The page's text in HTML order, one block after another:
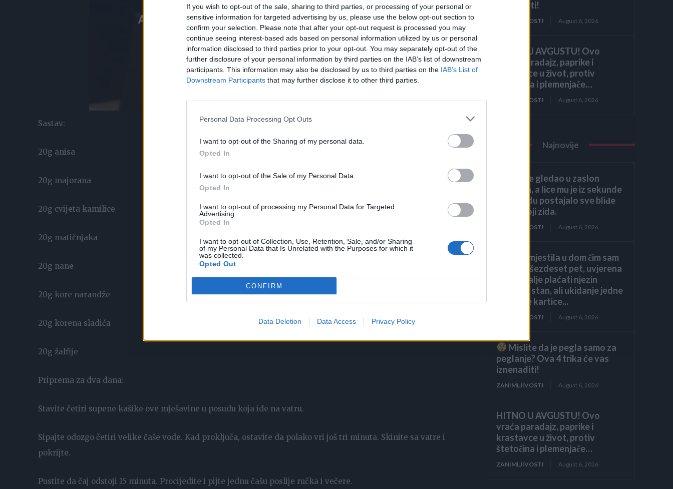
If you wish to opt-out of the sale, sharing to third parties, or processing of your personal or
sensitive information for targeted advertising by us, please use the below opt-out section to
confirm your selection. Please note that after your opt-out request is processed you may
continue seeing interest-based ads based on personal information utilized by us or personal
information disclosed to third parties prior to your opt-out. You may separately opt-out of the
further disclosure of your personal information by third parties on the IAB’s list of downstream
participants. This information may also be disclosed by us to third parties on the IAB’s List of
Downstream Participants that may further disclose it to other third parties.
Personal Data Processing Opt Outs
I want to opt-out of the Sharing of my personal data.
Opted In
I want to opt-out of the Sale of my Personal Data.
Opted In
I want to opt-out of processing my Personal Data for Targeted
Advertising.
Opted In
I want to opt-out of Collection, Use, Retention, Sale, and/or Sharing
of my Personal Data that Is Unrelated with the Purposes for which it
was collected.
Opted Out
CONFIRM
Data Deletion Data Access Privacy Policy
Sastav:
20g anisa
20g majorana
20g cvijeta kamilice
20g matičnjaka
20g nane
20g kore narandže
20g korena sladića
20g žalfije
Priprema za dva dana:
Stavite četiri supene kašike ove mješavine u posudu koja ide na vatru.
Sipajte odozgo četiri velike čaše vode. Kad proključa, ostavite da polako vri još tri minuta. Skinite sa vatre i
pokrijte.
Pustite da čaj odstoji 15 minuta. Procijedite i pijte jednu čašu poslije ručka i večere.
iznenaditi!
ZANIMLJIVOSTI August 6, 2026
HITNO U AVGUSTU! Ovo
vraća paradajz, paprike i
krastavce u život, protiv
štetočina i plemenjače…
ZANIMLJIVOSTI August 6, 2026
Najnovije
Héctor je gledao u zaslon
računala, a lice mu je iz sekunde
u sekundu postajalo sve bliđe
bijeloj boji zida.
ZANIMLJIVOSTI August 6, 2026
Kći me smjestila u dom čim sam
navršila šezdeset pet, uvjerena
da ću i dalje plaćati njezin
luksuzni stan, ali ukidanje jedne
dodatne kartice...
ZANIMLJIVOSTI August 6, 2026
Mislite da je pegla samo za
peglanje? Ova 4 trika će vas
iznenaditi!
ZANIMLJIVOSTI August 6, 2026
HITNO U AVGUSTU! Ovo
vraća paradajz, paprike i
krastavce u život, protiv
štetočina i plemenjače…
ZANIMLJIVOSTI August 6, 2026